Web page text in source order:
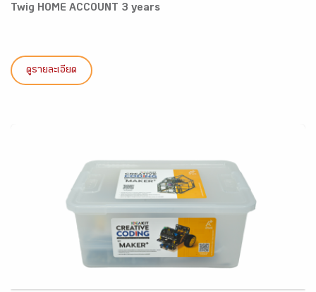
Twig HOME ACCOUNT 3 years
ดูรายละเอียด